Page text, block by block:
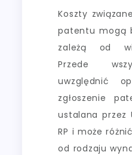
Koszty
patentu mogą
zależą od
Przede
uwzględnić
zgłoszenie
ustalana przez
RP i może
od rodzaju